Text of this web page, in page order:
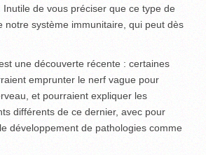
Inutile de vous préciser que ce type de
notre système immunitaire, qui peut dès
une découverte récente : certaines
emprunter le nerf vague pour
et pourraient expliquer les
différents de ce dernier, avec pour
développement de pathologies comme